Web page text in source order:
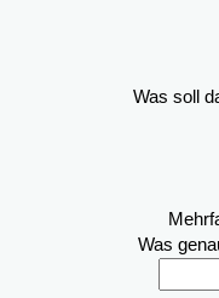
Was soll
Was